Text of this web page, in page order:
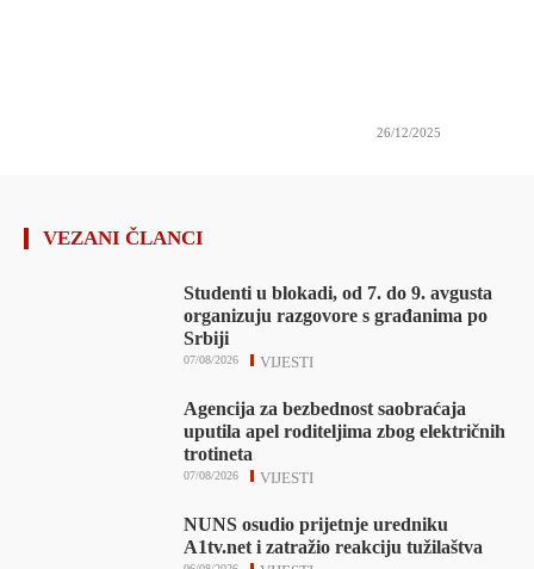
26/12/2025
VEZANI ČLANCI
Studenti u blokadi, od 7. do 9. avgusta
organizuju razgovore s građanima po
Srbiji
VIJESTI
07/08/2026
Agencija za bezbednost saobraćaja
uputila apel roditeljima zbog električnih
trotineta
VIJESTI
07/08/2026
NUNS osudio prijetnje uredniku
A1tv.net i zatražio reakciju tužilaštva